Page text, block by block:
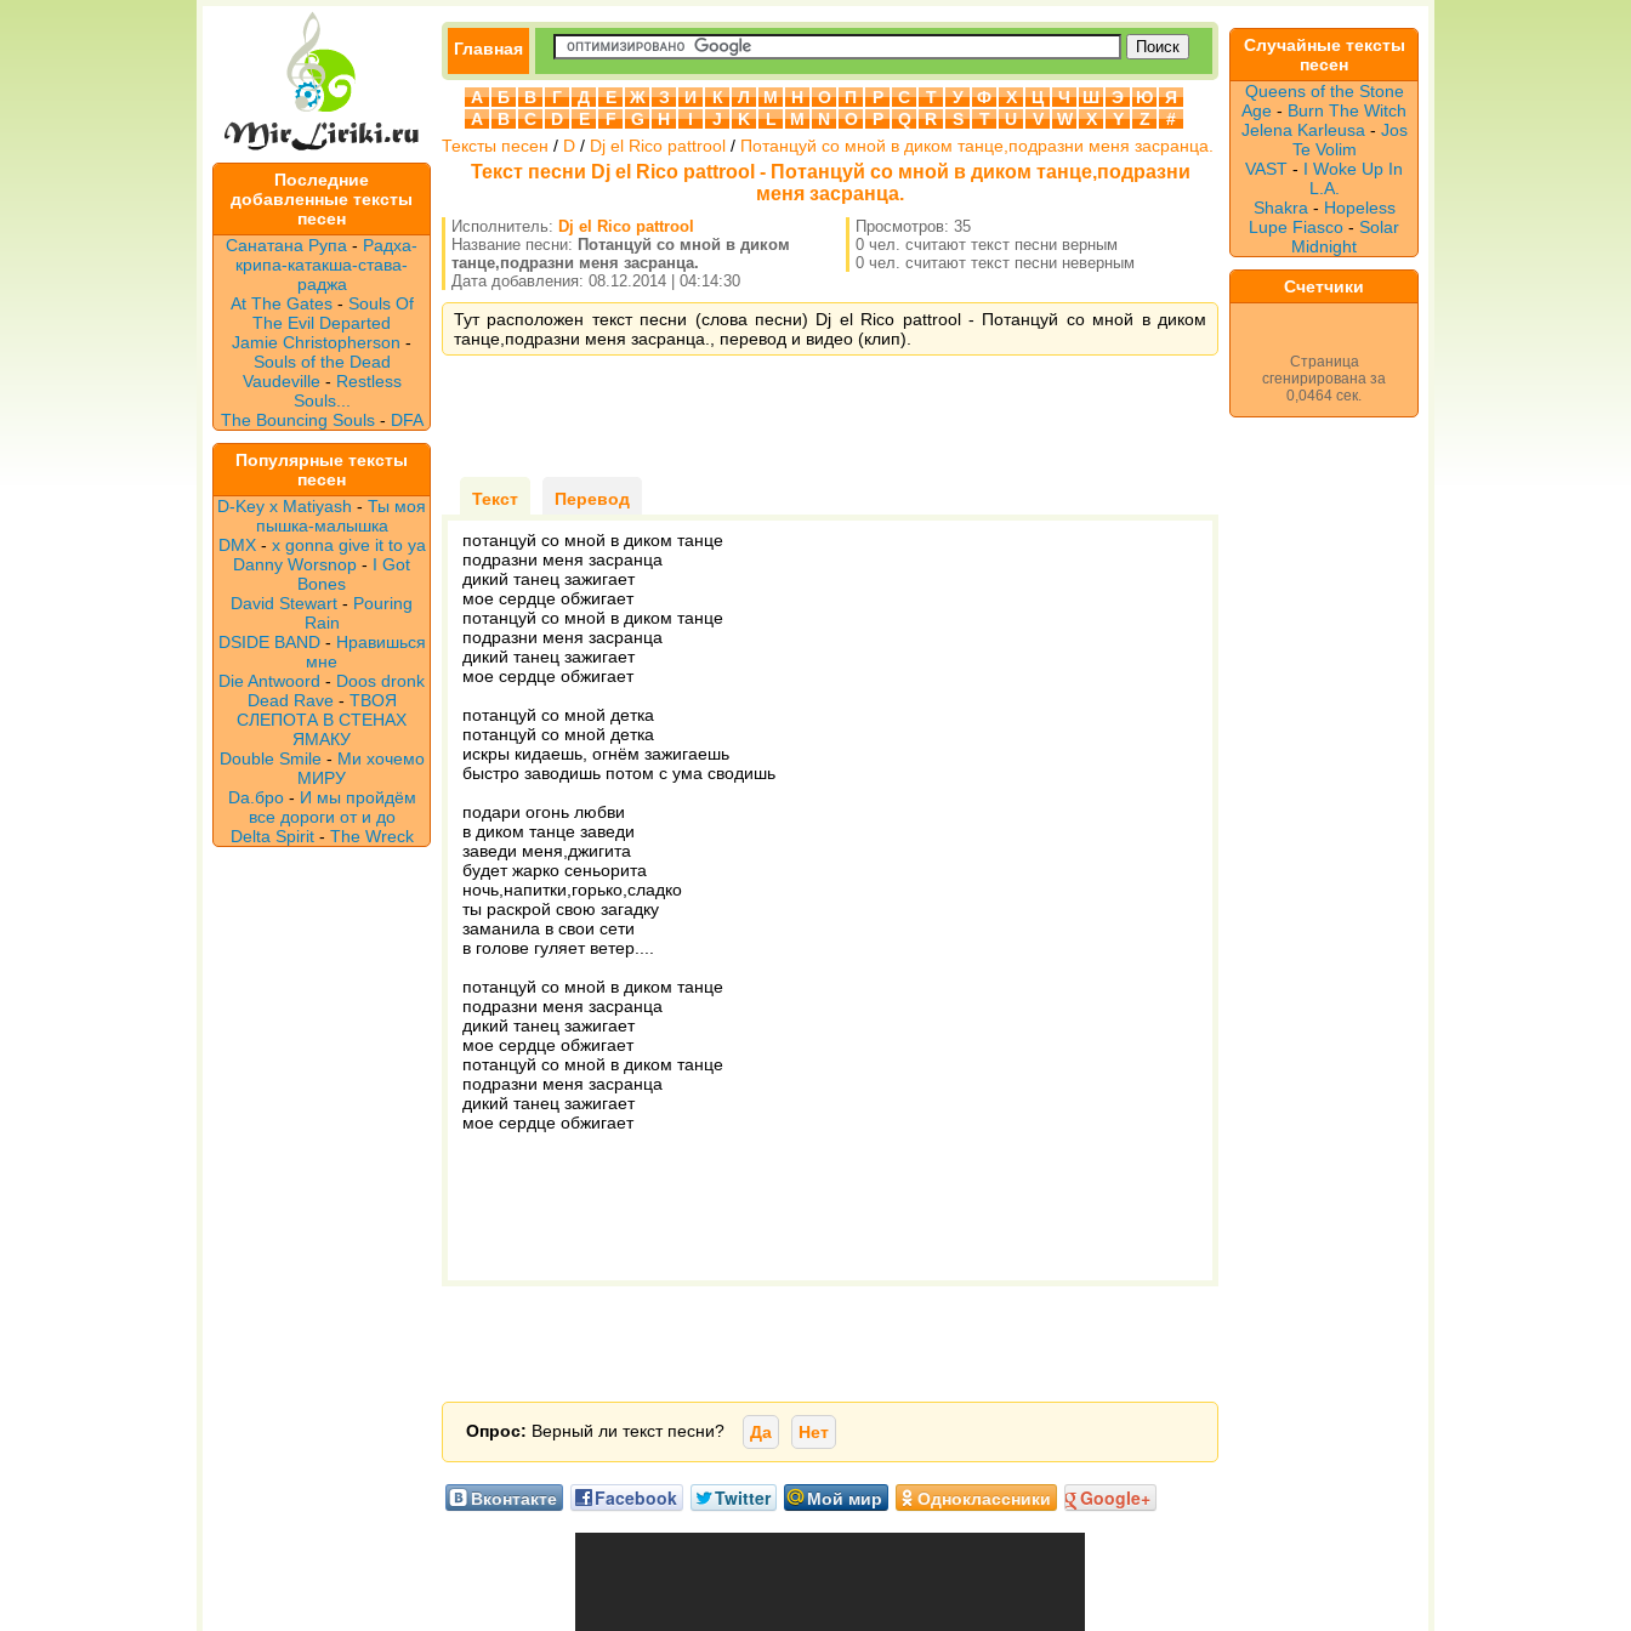
Последние
добавленные тексты
песен
Санатана Рупа - Радха-
крипа-катакша-става-
раджа
At The Gates- Souls Of
The Evil Departed
Jamie Christopherson -
Souls of the Dead
Vaudeville - Restless
Souls...
The Bouncing Souls- DFA
Популярные тексты
песен
D-Key x Matiyash - Ты моя
пышка-малышка
DMX- x gonna give it to ya
Danny Worsnop - I Got
Bones
David Stewart - Pouring
Rain
DSIDE BAND- Нравишься
мне
Die Antwoord - Doos dronk
Dead Rave- ТВОЯ
СЛЕПОТА В СТЕНАХ
ЯМАКУ
Double Smile- Ми хочемо
МИРУ
Da.бро- И мы пройдём
все дороги от и до
Delta Spirit- The Wreck
Главная
А Б В Г Д Е Ж З И К Л М Н О П Р С Т У Ф Х Ц Ч Ш Э Ю
Я
A
B C D E F G H I J K L M N O P Q R S T U V W X Y Z
#
Тексты песен / D / Dj el Rico pattrool / Потанцуй со мной в диком танце,подразни меня засранца.
Текст песни Dj el Rico pattrool - Потанцуй со мной в диком танце,подразни
меня засранца.
Исполнитель: Dj el Rico pattrool
Название песни: Потанцуй со мной в диком
танце,подразни меня засранца.
Дата добавления: 08.12.2014 | 04:14:30
Просмотров: 35
0 чел. считают текст песни верным
0 чел. считают текст песни неверным
Тут расположен текст песни (слова песни) Dj el Rico pattrool - Потанцуй со мной в диком
танце,подразни меня засранца., перевод и видео (клип).
Текст Перевод
потанцуй со мной в диком танце
подразни меня засранца
дикий танец зажигает
мое сердце обжигает
потанцуй со мной в диком танце
подразни меня засранца
дикий танец зажигает
мое сердце обжигает
потанцуй со мной детка
потанцуй со мной детка
искры кидаешь, огнём зажигаешь
быстро заводишь потом с ума сводишь
подари огонь любви
в диком танце заведи
заведи меня,джигита
будет жарко сеньорита
ночь,напитки,горько,сладко
ты раскрой свою загадку
заманила в свои сети
в голове гуляет ветер....
потанцуй со мной в диком танце
подразни меня засранца
дикий танец зажигает
мое сердце обжигает
потанцуй со мной в диком танце
подразни меня засранца
дикий танец зажигает
мое сердце обжигает
Опрос: Верный ли текст песни? Да Нет
Вконтакте Facebook Twitter Мой мир Одноклассники Google+
Случайные тексты
песен
Queens of the Stone
Age - Burn The Witch
Jelena Karleusa - Jos
Te Volim
VAST - I Woke Up In
L.A.
Shakra - Hopeless
Lupe Fiasco - Solar
Midnight
Счетчики
Страница
сгенирирована за
0,0464 сек.